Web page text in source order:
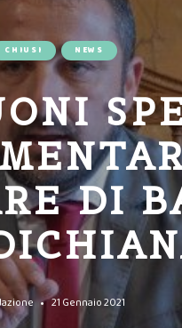
CHIUSI NEWS
DI
21 Gennaio 2021